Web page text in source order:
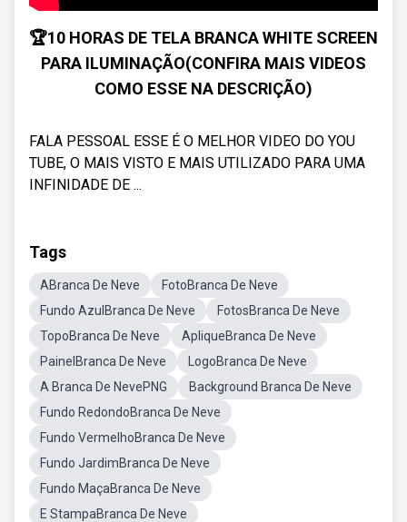
🏆10 HORAS DE TELA BRANCA WHITE SCREEN
PARA ILUMINAÇÃO(CONFIRA MAIS VIDEOS
COMO ESSE NA DESCRIÇÃO)
FALA PESSOAL ESSE É O MELHOR VIDEO DO YOU
TUBE, O MAIS VISTO E MAIS UTILIZADO PARA UMA
INFINIDADE DE ...
Tags
ABranca De Neve
FotoBranca De Neve
Fundo AzulBranca De Neve
FotosBranca De Neve
TopoBranca De Neve
ApliqueBranca De Neve
PainelBranca De Neve
LogoBranca De Neve
A Branca De NevePNG
Background Branca De Neve
Fundo RedondoBranca De Neve
Fundo VermelhoBranca De Neve
Fundo JardimBranca De Neve
Fundo MaçaBranca De Neve
E StampaBranca De Neve